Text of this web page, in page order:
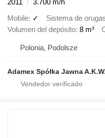
2011
3.700 m/h
Mobile ✓ Sistema de
Volumen del depósito 8 m³
Polonia, Podolsze
Adamex Spółka Jawna